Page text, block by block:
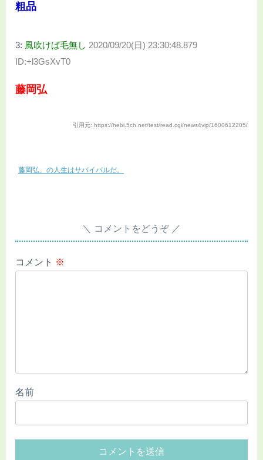
粗品
3: 風吹けば毛無し 2020/09/20(日) 23:30:48.879
ID:+l3GsXvT0
藤岡弘
引用元: https://hebi.5ch.net/test/read.cgi/news4vip/1600612205/
藤岡弘、の人生はサバイバルだ。
コメントをどうぞ
コメント ※
名前